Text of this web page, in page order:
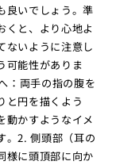
良いでしょう。準
くと、より心地よ
ないように注意し
可能性がありま
：両手の指の腹を
と円を描くよう
動かすようなイメ
。2. 側頭部（耳の
様に頭頂部に向か